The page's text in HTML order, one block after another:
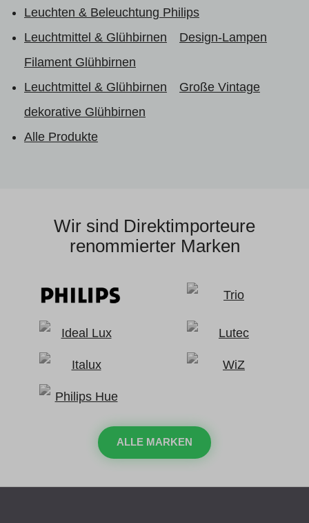
Leuchten & Beleuchtung Philips
Leuchtmittel & Glühbirnen
Design-Lampen
Filament Glühbirnen
Leuchtmittel & Glühbirnen
Große Vintage
dekorative Glühbirnen
Alle Produkte
Wir sind Direktimporteure
renommierter Marken
ALLE MARKEN